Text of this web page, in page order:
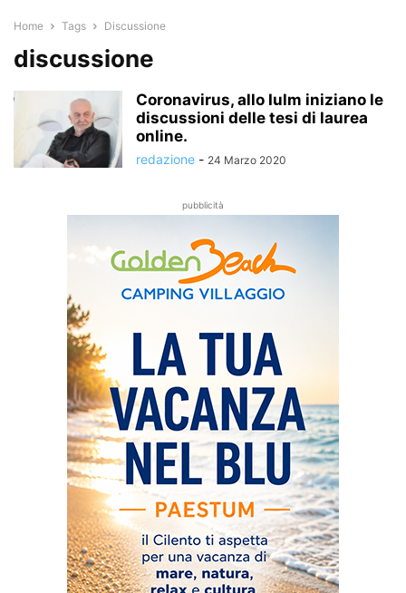
Home Tags Discussione
discussione
Coronavirus, allo Iulm iniziano le
discussioni delle tesi di laurea
online.
redazione - 24 Marzo 2020
pubblicità